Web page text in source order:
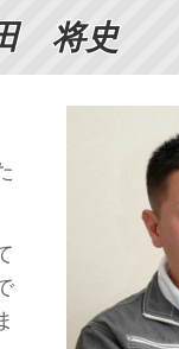
将史